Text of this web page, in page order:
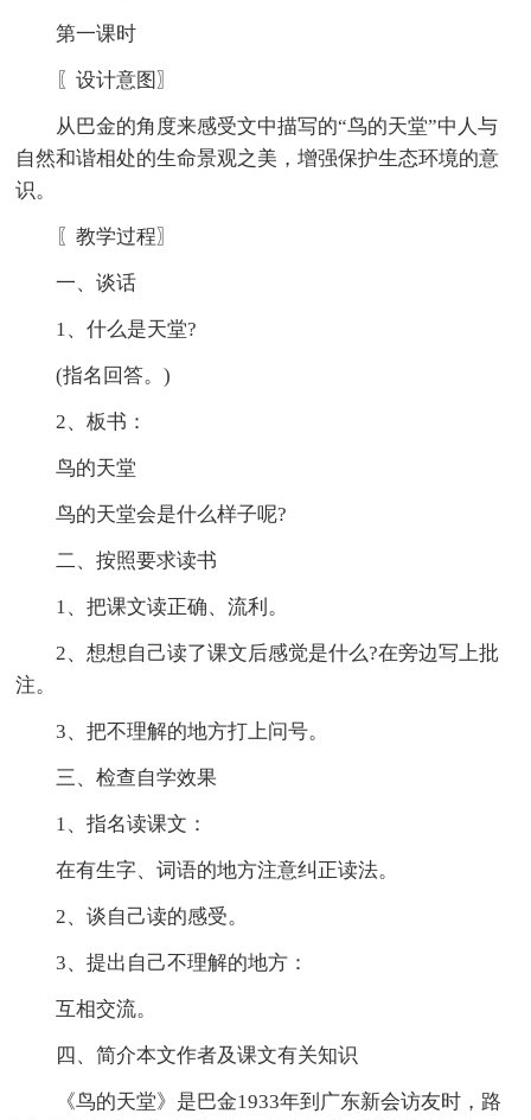
第一课时
〖设计意图〗
从巴金的角度来感受文中描写的“鸟的天堂”中人与
自然和谐相处的生命景观之美，增强保护生态环境的意
识。
〖教学过程〗
一、谈话
1、什么是天堂?
(指名回答。)
2、板书：
鸟的天堂
鸟的天堂会是什么样子呢?
二、按照要求读书
1、把课文读正确、流利。
2、想想自己读了课文后感觉是什么?在旁边写上批
注。
3、把不理解的地方打上问号。
三、检查自学效果
1、指名读课文：
在有生字、词语的地方注意纠正读法。
2、谈自己读的感受。
3、提出自己不理解的地方：
互相交流。
四、简介本文作者及课文有关知识
《鸟的天堂》是巴金1933年到广东新会访友时，路